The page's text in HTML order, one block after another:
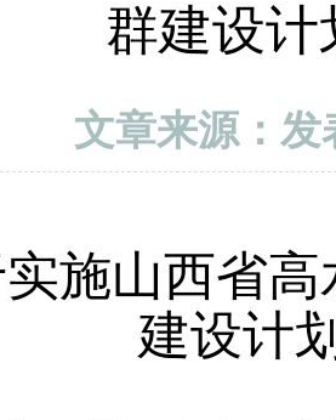
群建设计
文章来源： 发
实施山西省
建设计